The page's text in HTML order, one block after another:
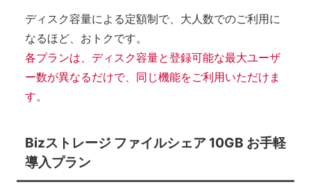
ディスク容量による定額制で、大人数でのご利用に
なるほど、おトクです。
各プランは、ディスク容量と登録可能な最大ユーザ
ー数が異なるだけで、同じ機能をご利用いただけま
す。
Bizストレージ ファイルシェア 10GB お手軽
導入プラン